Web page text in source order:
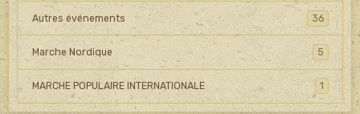
Autres événements 36
Marche Nordique 5
MARCHE POPULAIRE INTERNATIONALE 1